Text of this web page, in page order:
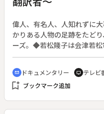
偉人、有名人、人知れずに
かりある人物の足跡をたど
ーズ。◆若松賤子は会津若
にかけて、バーネット女史
筆を不朽のものとした。幼
人生と作品を紹介する。
cinematic_blur ドキュメンタリー tv テレビ
bookmark_add ブックマーク追加